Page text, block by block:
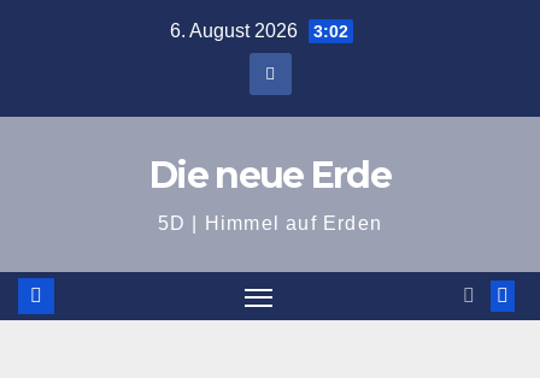
6. August 2026 3:02
Die neue Erde
5D | Himmel auf Erden